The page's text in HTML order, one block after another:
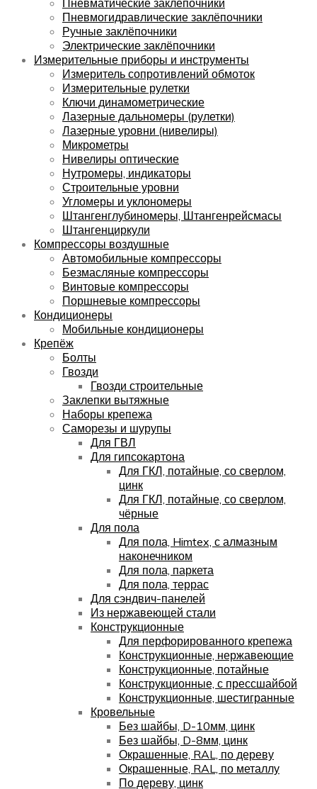
Пневмогидравлические заклёпочники
Ручные заклёпочники
Электрические заклёпочники
Измерительные приборы и инструменты
Измеритель сопротивлений обмоток
Измерительные рулетки
Ключи динамометрические
Лазерные дальномеры (рулетки)
Лазерные уровни (нивелиры)
Микрометры
Нивелиры оптические
Нутромеры, индикаторы
Строительные уровни
Угломеры и уклономеры
Штангенглубиномеры, Штангенрейсмасы
Штангенциркули
Компрессоры воздушные
Автомобильные компрессоры
Безмасляные компрессоры
Винтовые компрессоры
Поршневые компрессоры
Кондиционеры
Мобильные кондиционеры
Крепёж
Болты
Гвозди
Гвозди строительные
Заклепки вытяжные
Наборы крепежа
Саморезы и шурупы
Для ГВЛ
Для гипсокартона
Для ГКЛ, потайные, со сверлом,
цинк
Для ГКЛ, потайные, со сверлом,
чёрные
Для пола
Для пола, Himtex, с алмазным
наконечником
Для пола, паркета
Для пола, террас
Для сэндвич-панелей
Из нержавеющей стали
Конструкционные
Для перфорированного крепежа
Конструкционные, нержавеющие
Конструкционные, потайные
Конструкционные, с прессшайбой
Конструкционные, шестигранные
Кровельные
Без шайбы, D-10мм, цинк
Без шайбы, D-8мм, цинк
Окрашенные, RAL, по дереву
Окрашенные, RAL, по металлу
По дереву, цинк